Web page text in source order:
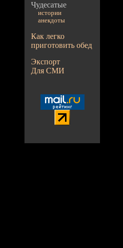
Чудесатые
истории
анекдоты
Как легко
приготовить обед
Экспорт
Для СМИ